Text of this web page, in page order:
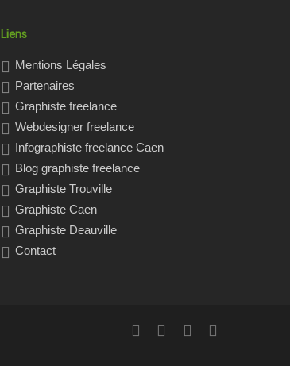
Liens
Mentions Légales
Partenaires
Graphiste freelance
Webdesigner freelance
Infographiste freelance Caen
Blog graphiste freelance
Graphiste Trouville
Graphiste Caen
Graphiste Deauville
Contact
twitter facebooklinkedinRSS